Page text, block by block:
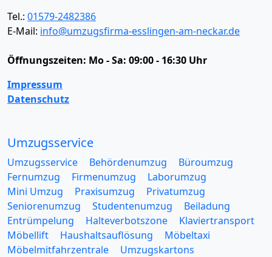
Tel.: 01579-2482386
E-Mail: info@umzugsfirma-esslingen-am-neckar.de
Öffnungszeiten: Mo - Sa: 09:00 - 16:30 Uhr
Impressum
Datenschutz
Umzugsservice
Umzugsservice Behördenumzug
Büroumzug
Fernumzug
Firmenumzug
Laborumzug
Mini Umzug
Praxisumzug
Privatumzug
Seniorenumzug
Studentenumzug
Beiladung
Entrümpelung
Halteverbotszone
Klaviertransport
Möbellift
Haushaltsauflösung
Möbeltaxi
Möbelmitfahrzentrale
Umzugskartons